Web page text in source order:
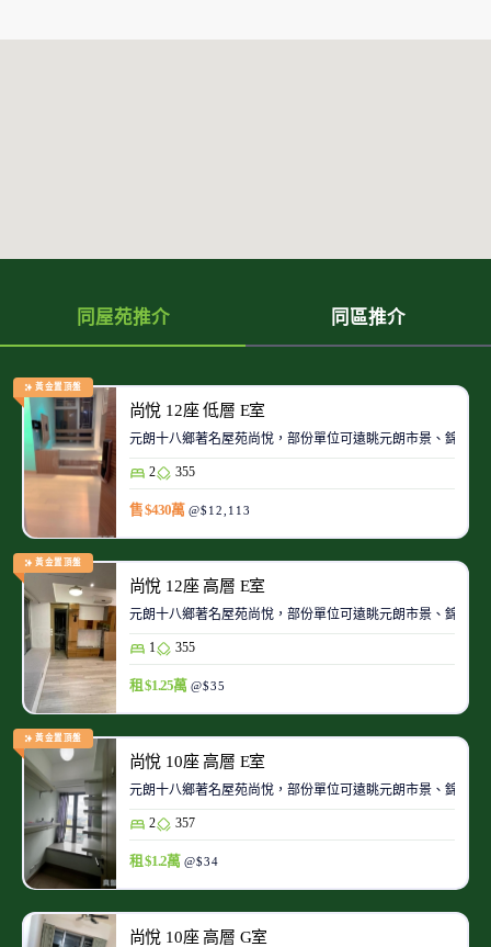
同屋苑推介 同區推介
黃金置頂盤
尚悅 12座 低層 E室
元朗十八鄉著名屋苑尚悅，部份單位可遠眺元朗市景、錦田
2 355
售 $430萬 @$12,113
黃金置頂盤
尚悅 12座 高層 E室
元朗十八鄉著名屋苑尚悅，部份單位可遠眺元朗市景、錦田
1 355
租 $1.25萬 @$35
黃金置頂盤
尚悅 10座 高層 E室
元朗十八鄉著名屋苑尚悅，部份單位可遠眺元朗市景、錦田
2 357
租 $1.2萬 @$34
尚悅 10座 高層 G室